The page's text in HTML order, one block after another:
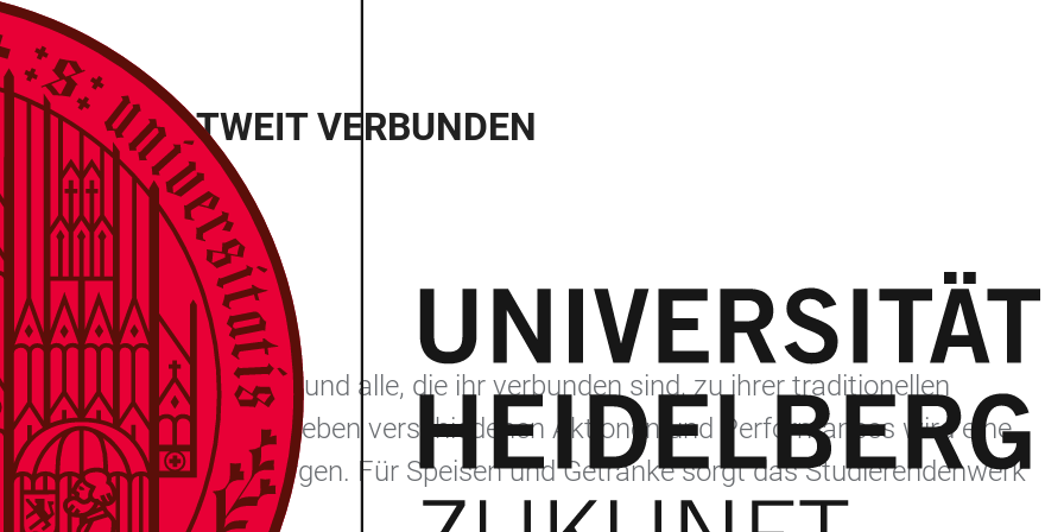
WELTWEIT VERBUNDEN
ihre Mitglieder und alle, die ihr verbunden sind, zu ihrer traditionellen
des Marstalls ein. Neben verschiedenen Aktionen und Performances wird eine
volle Tanzfläche sorgen. Für Speisen und Getränke sorgt das Studierendenwerk